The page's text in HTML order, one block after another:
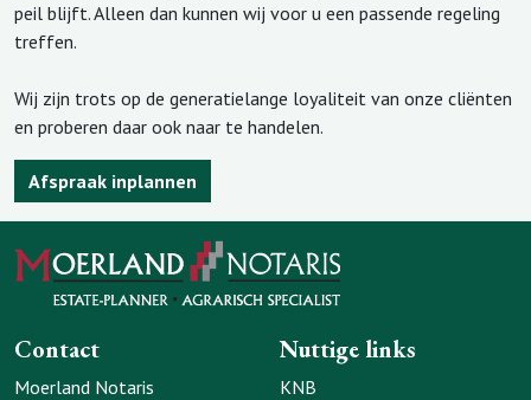
peil blijft. Alleen dan kunnen wij voor u een passende regeling
treffen.
Wij zijn trots op de generatielange loyaliteit van onze cliënten
en proberen daar ook naar te handelen.
Afspraak inplannen
Contact
Moerland Notaris
Nuttige links
KNB